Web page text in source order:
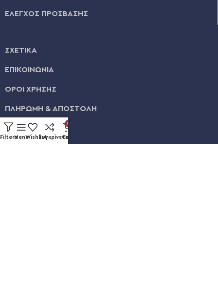
ΕΛΕΓΧΟΣ ΠΡΟΣΒΑΣΗΣ
ΣΧΕΤΙΚΑ
ΕΠΙΚΟΙΝΩΝΙΑ
ΟΡΟΙ ΧΡΗΣΗΣ
ΠΛΗΡΩΜΗ & ΑΠΟΣΤΟΛΗ
ΛΟΓΑΡΙΑΣΜΟΣ
FiltersMenuWishlistΣυγκρίνετε
0
Cart